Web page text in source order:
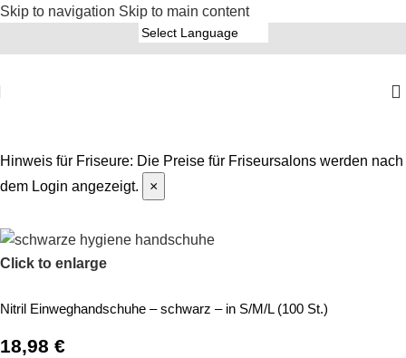
Skip to navigation Skip to main content
Hinweis für Friseure: Die Preise für Friseursalons werden nach
dem Login angezeigt.
×
Click to enlarge
Nitril Einweghandschuhe – schwarz – in S/M/L (100 St.)
18,98 €